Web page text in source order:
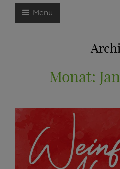
Menu
Monat: